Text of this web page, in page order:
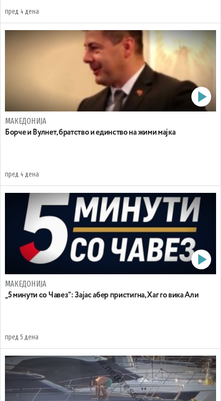
пред 4 дена
МАКЕДОНИЈА
Борче и Вулнет, братство и единство на жими мајка
пред 4 дена
МАКЕДОНИЈА
„5 минути со Чавез“: Зајас абер пристигна, Хаг го вика Али
пред 5 дена